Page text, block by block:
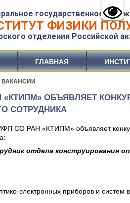
государственное
ФИЗИКИ
отделения Российской
ГЛАВНАЯ
ВАКАНСИИ
ОБЪЯВЛЯЕТ
СОТРУДНИКА
СО РАН «КТИПМ» объявляет
отдела конструирования
электронных приборов и систем